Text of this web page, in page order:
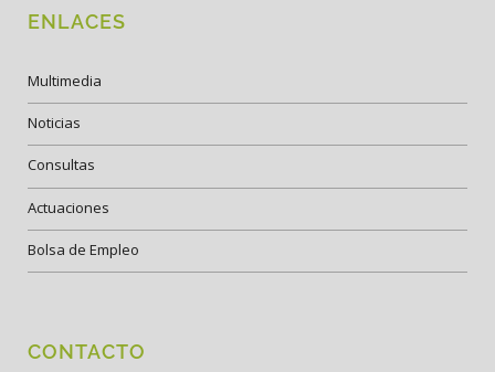
ENLACES
Multimedia
Noticias
Consultas
Actuaciones
Bolsa de Empleo
CONTACTO